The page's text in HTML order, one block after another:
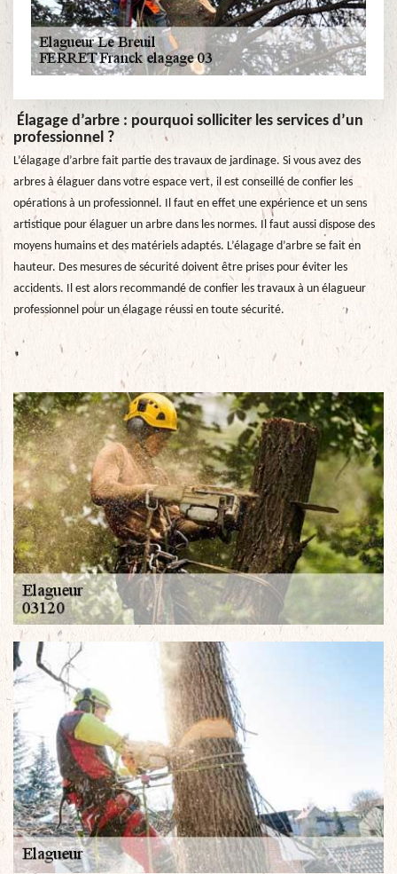
Élagage d’arbre : pourquoi solliciter les services d’un
professionnel ?
L’élagage d’arbre fait partie des travaux de jardinage. Si vous avez des
arbres à élaguer dans votre espace vert, il est conseillé de confier les
opérations à un professionnel. Il faut en effet une expérience et un sens
artistique pour élaguer un arbre dans les normes. Il faut aussi dispose des
moyens humains et des matériels adaptés. L’élagage d’arbre se fait en
hauteur. Des mesures de sécurité doivent être prises pour éviter les
accidents. Il est alors recommandé de confier les travaux à un élagueur
professionnel pour un élagage réussi en toute sécurité.